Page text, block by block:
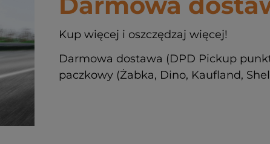
Kup więcej i oszczędzaj więcej!
Darmowa dostawa (DPD Pickup
paczkowy (Żabka, Dino, Kaufland,